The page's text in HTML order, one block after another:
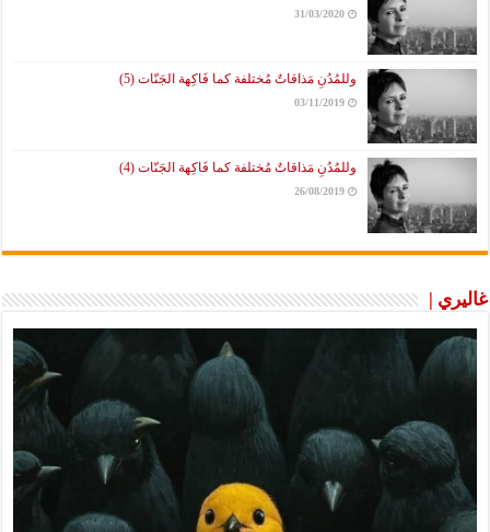
31/03/2020
وللمُدُنِ مَذاقاتٌ مُختلفة كما فَاكِهة الجَنّات (5)
03/11/2019
وللمُدُنِ مَذاقاتٌ مُختلفة كما فَاكِهة الجَنّات (4)
26/08/2019
غاليري |